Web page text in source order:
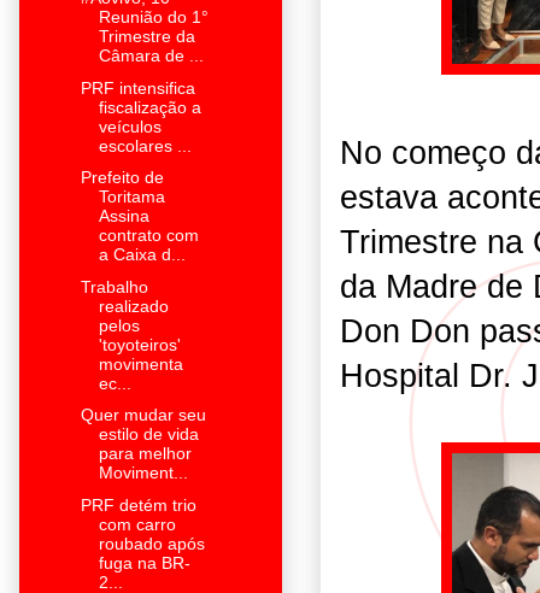
No começo
estava
Trimestre na
da Madre de
Don Don
Hospital Dr.
Reunião do 1°
Trimestre da
Câmara de ...
PRF intensifica
fiscalização a
veículos
escolares ...
Prefeito de
Toritama
Assina
contrato com
a Caixa d...
Trabalho
realizado
pelos
'toyoteiros'
movimenta
ec...
Quer mudar seu
estilo de vida
para melhor
Moviment...
PRF detém trio
com carro
roubado após
fuga na BR-
2...